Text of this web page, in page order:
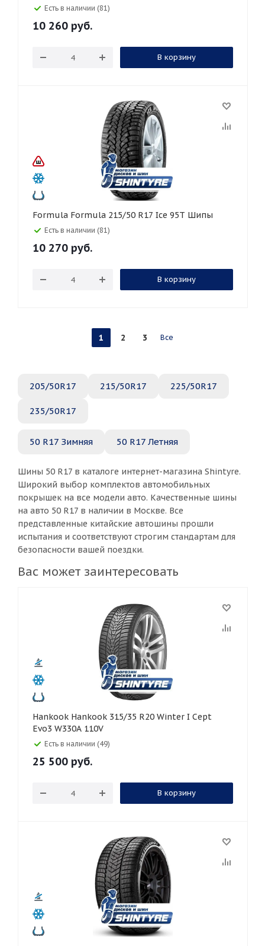
Есть в наличии (81)
10 260 руб.
В корзину
Formula Formula 215/50 R17 Ice 95T Шипы
Есть в наличии (81)
10 270 руб.
В корзину
1 2 3 Все
205/50R17 215/50R17 225/50R17
235/50R17
50 R17 Зимняя 50 R17 Летняя
Шины 50 R17 в каталоге интернет-магазина Shintyre.
Широкий выбор комплектов автомобильных
покрышек на все модели авто. Качественные шины
на авто 50 R17 в наличии в Москве. Все
представленные китайские автошины прошли
испытания и соответствуют строгим стандартам для
безопасности вашей поездки.
Вас может заинтересовать
Hankook Hankook 315/35 R20 Winter I Cept
Evo3 W330A 110V
Есть в наличии (49)
25 500 руб.
В корзину